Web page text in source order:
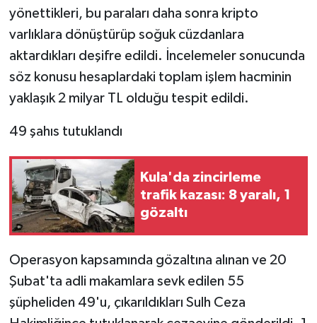
yönettikleri, bu paraları daha sonra kripto
varlıklara dönüştürüp soğuk cüzdanlara
aktardıkları deşifre edildi. İncelemeler sonucunda
söz konusu hesaplardaki toplam işlem hacminin
yaklaşık 2 milyar TL olduğu tespit edildi.
49 şahıs tutuklandı
Kula'da zincirleme
trafik kazası: 8 yaralı, 1
gözaltı
Operasyon kapsamında gözaltına alınan ve 20
Şubat'ta adli makamlara sevk edilen 55
şüpheliden 49'u, çıkarıldıkları Sulh Ceza